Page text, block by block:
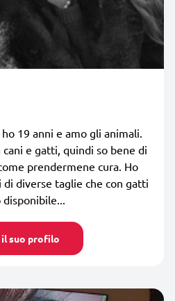
19 anni e amo gli animali.
e gatti, quindi so bene di
prendermene cura. Ho
di diverse taglie che con gatti
il suo profilo